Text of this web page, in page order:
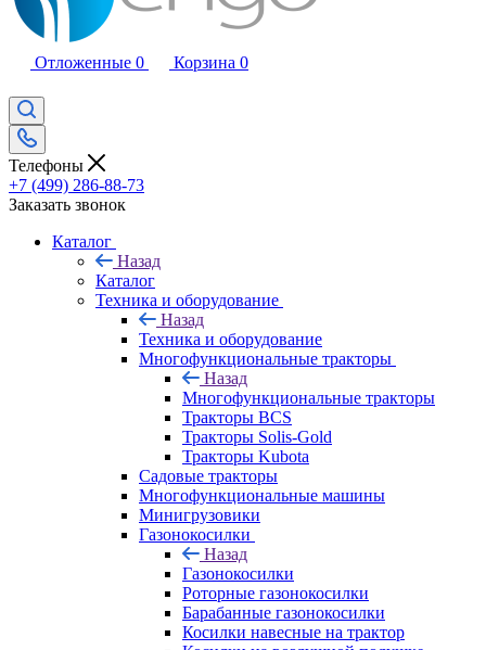
Отложенные 0 Корзина 0
Телефоны
+7 (499) 286-88-73
Заказать звонок
Каталог
Назад
Каталог
Техника и оборудование
Назад
Техника и оборудование
Многофункциональные тракторы
Назад
Многофункциональные тракторы
Тракторы BCS
Тракторы Solis-Gold
Тракторы Kubota
Садовые тракторы
Многофункциональные машины
Минигрузовики
Газонокосилки
Назад
Газонокосилки
Роторные газонокосилки
Барабанные газонокосилки
Косилки навесные на трактор